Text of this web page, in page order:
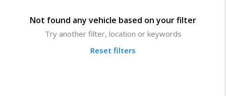
Not found any vehicle based on your filter
Try another filter, location or keywords
Reset filters